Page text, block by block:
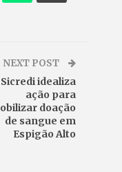
NEXT POST
Sicredi idealiza
ação para
doação
de sangue em
Espigão Alto